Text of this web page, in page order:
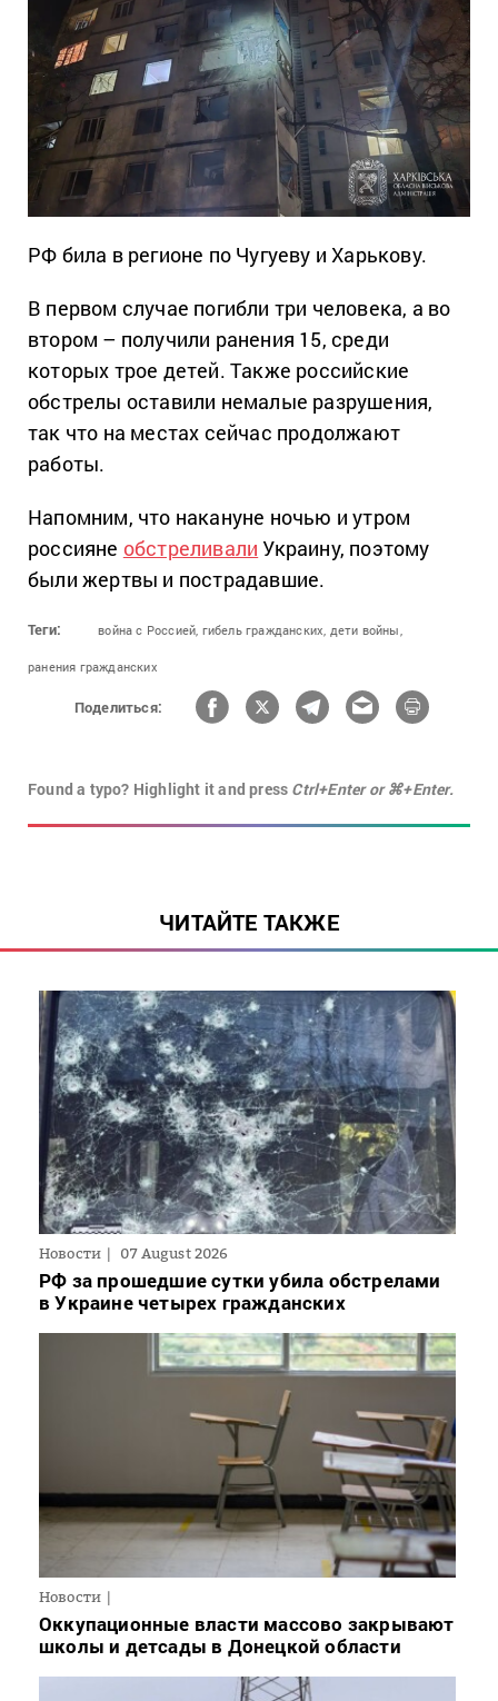
РФ била в регионе по Чугуеву и Харькову.
В первом случае погибли три человека, а во
втором – получили ранения 15, среди
которых трое детей. Также российские
обстрелы оставили немалые разрушения,
так что на местах сейчас продолжают
работы.
Напомним, что накануне ночью и утром
россияне обстреливали Украину, поэтому
были жертвы и пострадавшие.
Теги: война с Россией, гибель гражданских, дети войны,
ранения гражданских
Поделиться:
Found a typo? Highlight it and press Ctrl+Enter or ⌘+Enter.
ЧИТАЙТЕ ТАКЖЕ
Новости 07 August 2026
РФ за прошедшие сутки убила обстрелами
в Украине четырех гражданских
Новости
Оккупационные власти массово закрывают
школы и детсады в Донецкой области